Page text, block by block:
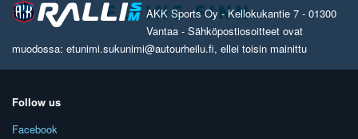
AKK Sports Oy - Kellokukantie 7 - 01300
Vantaa - Sähköpostiosoitteet ovat
muodossa: etunimi.sukunimi@autourheilu.fi, ellei toisin mainittu
Follow us
Facebook